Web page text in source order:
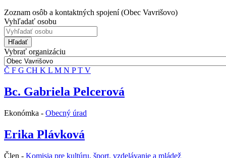
Zoznam osôb a kontaktných spojení (Obec Vavrišovo)
Vyhľadať osobu
Hľadať
Vybrať organizáciu
Č F G CH K L M N PT V
Bc. Gabriela Pelcerová
Ekonómka - Obecný úrad
Erika Plávková
Člen - Komisia pre kultúru, šport, vzdelávanie a mládež